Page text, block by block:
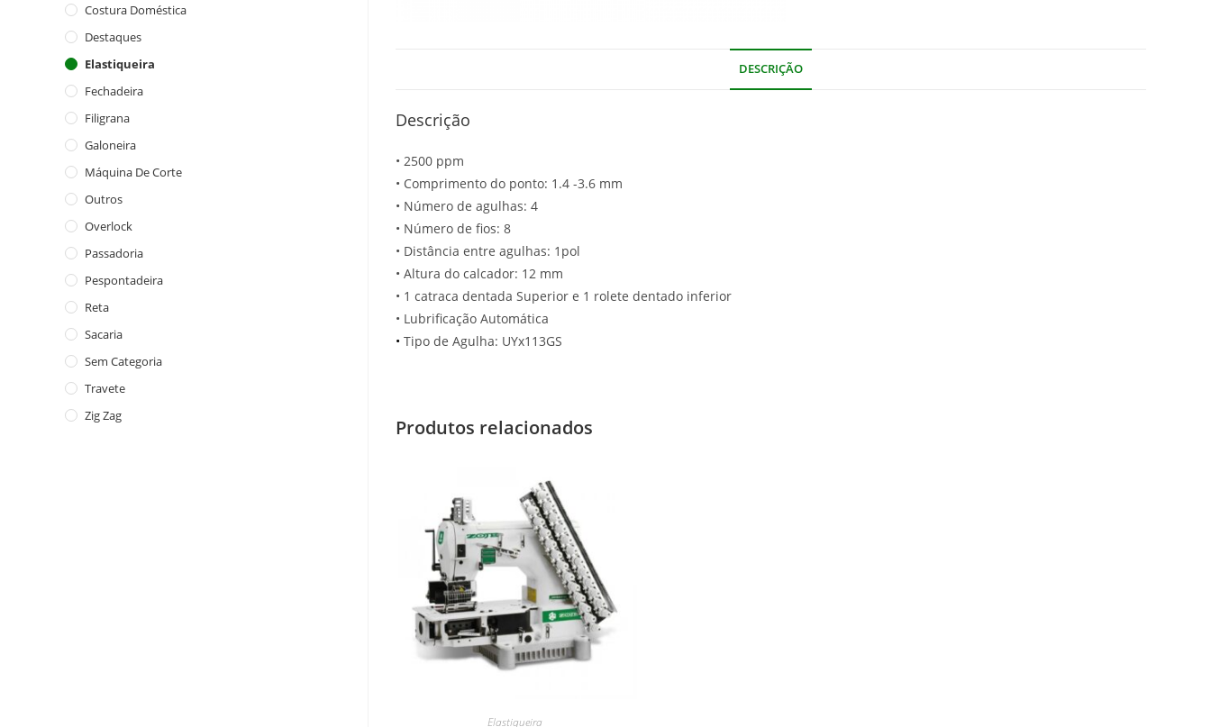
DESCRIÇÃO
Descrição
• 2500 ppm
• Comprimento do ponto: 1.4 -3.6 mm
• Número de agulhas: 4
• Número de fios: 8
• Distância entre agulhas: 1pol
• Altura do calcador: 12 mm
• 1 catraca dentada Superior e 1 rolete dentado inferior
• Lubrificação Automática
• Tipo de Agulha: UYx113GS
Produtos relacionados
Elastiqueira
Costura Doméstica
Destaques
Elastiqueira
Fechadeira
Filigrana
Galoneira
Máquina De Corte
Outros
Overlock
Passadoria
Pespontadeira
Reta
Sacaria
Sem Categoria
Travete
Zig Zag